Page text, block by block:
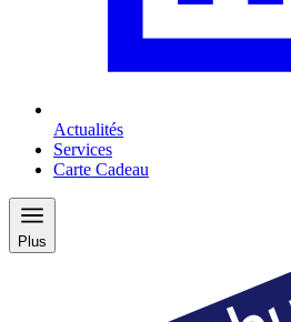
Actualités
Services
Carte Cadeau
Plus